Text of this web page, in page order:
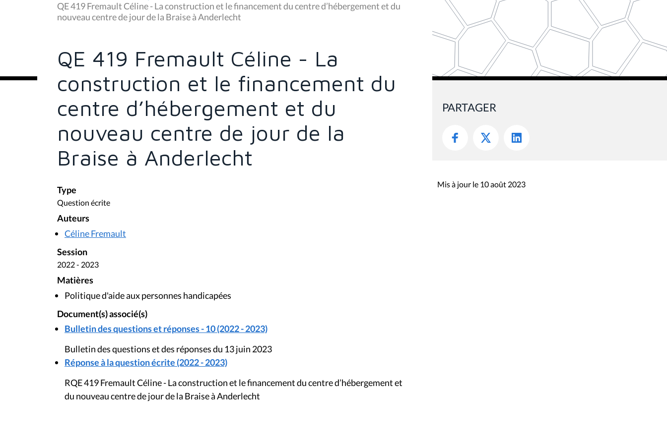
u
ê
c
:
QE 419 Fremault Céline - La construction et le financement du centre d’hébergement et du
nouveau centre de jour de la Braise à Anderlecht
QE 419 Fremault Céline - La
construction et le financement du
centre d’hébergement et du
nouveau centre de jour de la
Braise à Anderlecht
Type
Question écrite
Auteurs
Céline Fremault
Session
2022 - 2023
Matières
Politique d'aide aux personnes handicapées
Document(s) associé(s)
Bulletin des questions et réponses - 10 (2022 - 2023)
Bulletin des questions et des réponses du 13 juin 2023
Réponse à la question écrite (2022 - 2023)
RQE 419 Fremault Céline - La construction et le financement du centre d’hébergement et
du nouveau centre de jour de la Braise à Anderlecht
PARTAGER
Mis à jour le 10 août 2023